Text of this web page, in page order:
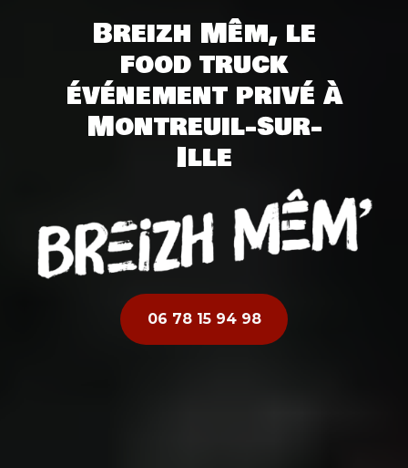
Breizh Mêm, le
food truck
événement privé à
Montreuil-sur-
Ille
06 78 15 94 98